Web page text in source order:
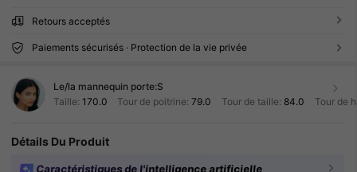
Retours acceptés
Paiements sécurisés · Protection de la vie privée
Le/la mannequin porte:S
Taille: 170.0 Tour de poitrine:79.0 Tour de taille: 84.0 Tour de
Détails Du Produit
Caractéristiques de l'intelligence artificielle